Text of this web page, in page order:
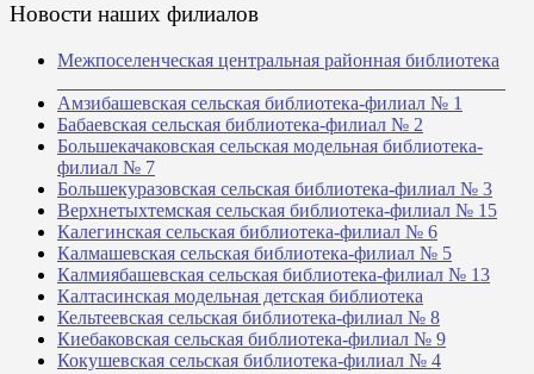
Новости наших филиалов
Межпоселенческая центральная районная библиотека
Амзибашевская сельская библиотека-филиал № 1
Бабаевская сельская библиотека-филиал № 2
Большекачаковская сельская модельная библиотека-
филиал № 7
Большекуразовская сельская библиотека-филиал № 3
Верхнетыхтемская сельская библиотека-филиал № 15
Калегинская сельская библиотека-филиал № 6
Калмашевская сельская библиотека-филиал № 5
Калмиябашевская сельская библиотека-филиал № 13
Калтасинская модельная детская библиотека
Кельтеевская сельская библиотека-филиал № 8
Киебаковская сельская библиотека-филиал № 9
Кокушевская сельская библиотека-филиал № 4